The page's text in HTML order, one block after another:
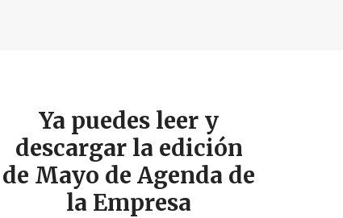
Ya puedes leer y
descargar la edición
de Mayo de Agenda de
la Empresa